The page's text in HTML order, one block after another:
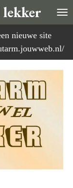
nieuwe site